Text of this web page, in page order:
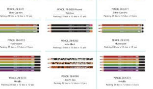
LIST